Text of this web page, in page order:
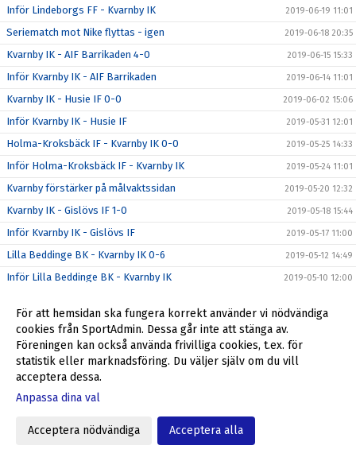
Inför Lindeborgs FF - Kvarnby IK 2019-06-19 11:01
Seriematch mot Nike flyttas - igen 2019-06-18 20:35
Kvarnby IK - AIF Barrikaden 4-0 2019-06-15 15:33
Inför Kvarnby IK - AIF Barrikaden 2019-06-14 11:01
Kvarnby IK - Husie IF 0-0 2019-06-02 15:06
Inför Kvarnby IK - Husie IF 2019-05-31 12:01
Holma-Kroksbäck IF - Kvarnby IK 0-0 2019-05-25 14:33
Inför Holma-Kroksbäck IF - Kvarnby IK 2019-05-24 11:01
Kvarnby förstärker på målvaktssidan 2019-05-20 12:32
Kvarnby IK - Gislövs IF 1-0 2019-05-18 15:44
Inför Kvarnby IK - Gislövs IF 2019-05-17 11:00
Lilla Beddinge BK - Kvarnby IK 0-6 2019-05-12 14:49
Inför Lilla Beddinge BK - Kvarnby IK 2019-05-10 12:00
Inför Kvarnby IK - Backarnas FF 2019-05-07 10:02
Åkarps IF - Kvarnby IK 3-1 2019-05-04 14:24
Inför Åkarps IF - Kvarnby IK 2019-05-03 11:00
GIF Nike - Kvarnby IK 6-0
För att hemsidan ska fungera korrekt använder vi nödvändiga
cookies från SportAdmin. Dessa går inte att stänga av.
Föreningen kan också använda frivilliga cookies, t.ex. för
statistik eller marknadsföring. Du väljer själv om du vill
acceptera dessa.
Anpassa dina val
Acceptera nödvändiga Acceptera alla